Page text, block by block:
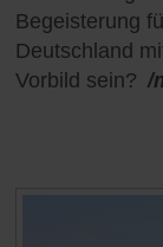
Begeisterung
Deutschland
Vorbild sein? /